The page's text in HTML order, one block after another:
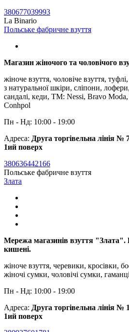
380677039993
La Binario
Польське фабричне взуття
Магазин жіночого та чоловічого
жіноче взуття, чоловіче взуття,
з натуральної шкіри, сліпони,
сандалі, кеди, TM: Nessi, Bravo
Conhpol
Пн - Нд: 10:00 - 19:00
Адреса: Друга торгівельна лінія
1ий поверх
380636442166
Польське фабричне взуття
Злата
Мережа магазинів взуття "Злата".
кишені.
жіноче взуття, черевики, кросівки,
жіночі сумки, чоловічі сумки, гаманці
Пн - Нд: 10:00 - 19:00
Адреса: Друга торгівельна лінія
1ий поверх